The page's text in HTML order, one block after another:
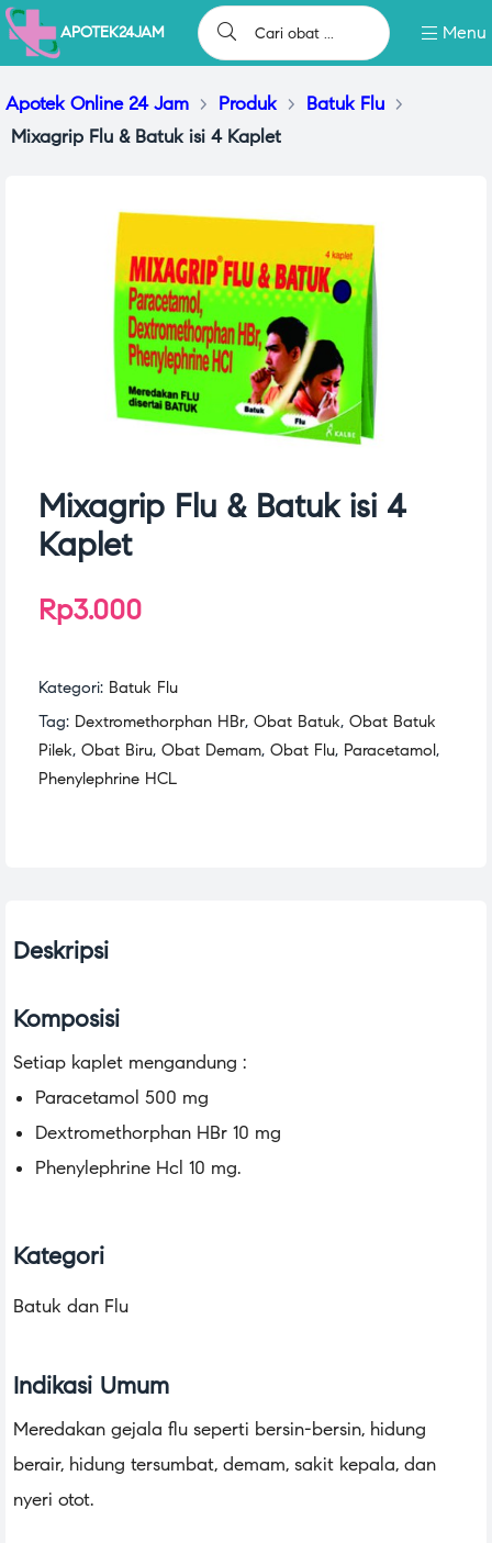
APOTEK24JAM Menu
Apotek Online 24 Jam > Produk > Batuk Flu >
Mixagrip Flu & Batuk isi 4 Kaplet
Mixagrip Flu & Batuk isi 4
Kaplet
Rp3.000
Kategori: Batuk Flu
Tag: Dextromethorphan HBr, Obat Batuk, Obat Batuk
Pilek, Obat Biru, Obat Demam, Obat Flu, Paracetamol,
Phenylephrine HCL
Deskripsi
Komposisi
Setiap kaplet mengandung :
Paracetamol 500 mg
Dextromethorphan HBr 10 mg
Phenylephrine Hcl 10 mg.
Kategori
Batuk dan Flu
Indikasi Umum
Meredakan gejala flu seperti bersin-bersin, hidung
berair, hidung tersumbat, demam, sakit kepala, dan
nyeri otot.